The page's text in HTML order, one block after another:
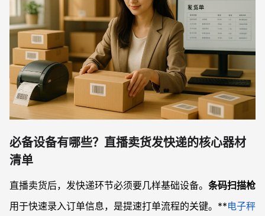
必备设备有哪些？直播卖货发快递的核心器材
清单
直播卖货后，发快递环节必须要几样基础设备。 条码扫描枪
用于快速录入订单信息，是提速打单流程的关键。**电子秤